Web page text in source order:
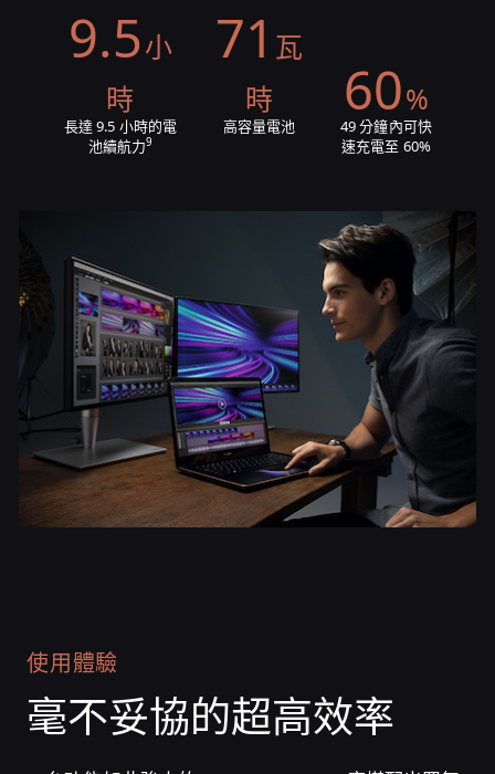
9.5小
時
長達 9.5 小時的電
池續航力9
71 瓦
時
高容量電池
60%
49 分鐘內可快
速充電至 60%
使用體驗
毫不妥協的超高效率